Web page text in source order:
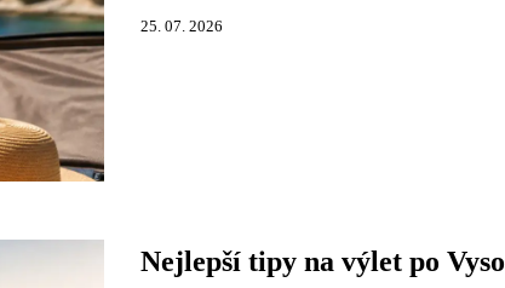
25. 07. 2026
Nejlepší tipy na výlet po